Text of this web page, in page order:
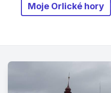
Moje Orlické hory